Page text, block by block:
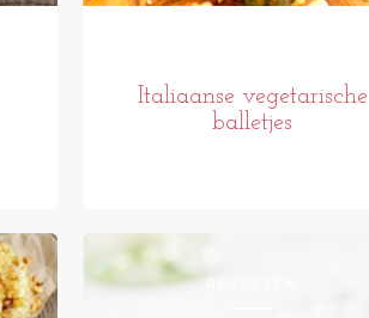
Italiaanse vegetarische
balletjes